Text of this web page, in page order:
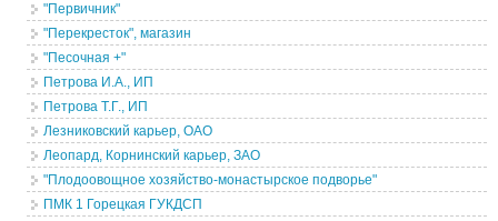
"Первичник"
"Перекресток", магазин
"Песочная +"
Петрова И.А., ИП
Петрова Т.Г., ИП
Лезниковский карьер, ОАО
Леопард, Корнинский карьер, ЗАО
"Плодоовощное хозяйство-монастырское подворье"
ПМК 1 Горецкая ГУКДСП